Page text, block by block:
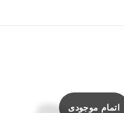
اتمام موجودی